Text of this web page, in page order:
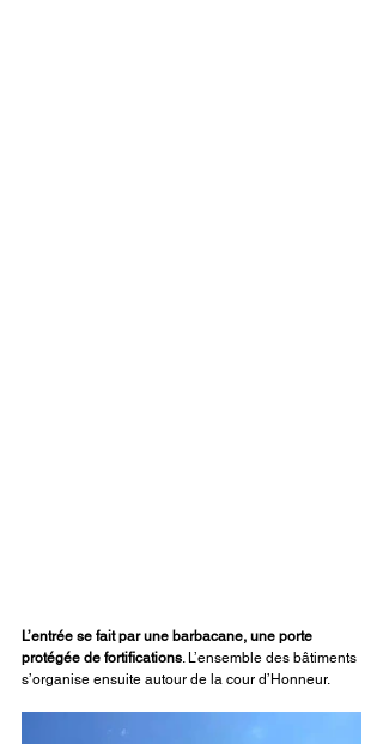
L’entrée se fait par une barbacane, une porte
protégée de fortifications. L’ensemble des bâtiments
s’organise ensuite autour de la cour d’Honneur.